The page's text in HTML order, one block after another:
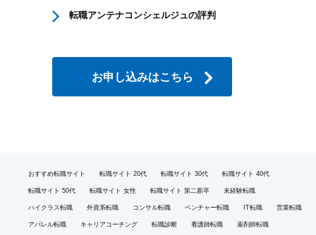
転職アンテナコンシェルジュの評判
お申し込みはこちら
おすすめ転職サイト 転職サイト 20代 転職サイト 30代 転職サイト 40代
転職サイト 50代 転職サイト 女性 転職サイト 第二新卒 未経験転職
ハイクラス転職 外資系転職 コンサル転職 ベンチャー転職 IT転職 営業転職
アパレル転職 キャリアコーチング 転職診断 看護師転職 薬剤師転職